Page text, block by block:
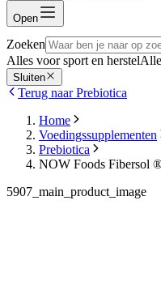
Open
Zoeken
Alles voor sport en herstel
Sluiten
Terug naar Prebiotica
Home
Voedingssupplementen
Prebiotica
NOW Foods Fibersol
5907_main_product_image